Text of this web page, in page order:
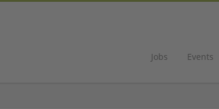
Jobs Events